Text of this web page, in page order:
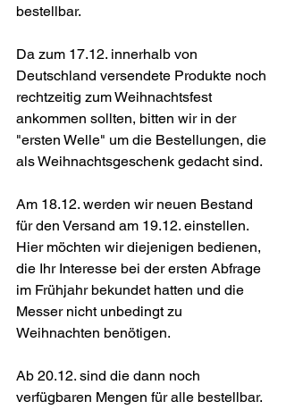
bestellbar.
Da zum 17.12. innerhalb von
Deutschland versendete Produkte noch
rechtzeitig zum Weihnachtsfest
ankommen sollten, bitten wir in der
"ersten Welle" um die Bestellungen, die
als Weihnachtsgeschenk gedacht sind.
Am 18.12. werden wir neuen Bestand
für den Versand am 19.12. einstellen.
Hier möchten wir diejenigen bedienen,
die Ihr Interesse bei der ersten Abfrage
im Frühjahr bekundet hatten und die
Messer nicht unbedingt zu
Weihnachten benötigen.
Ab 20.12. sind die dann noch
verfügbaren Mengen für alle bestellbar.